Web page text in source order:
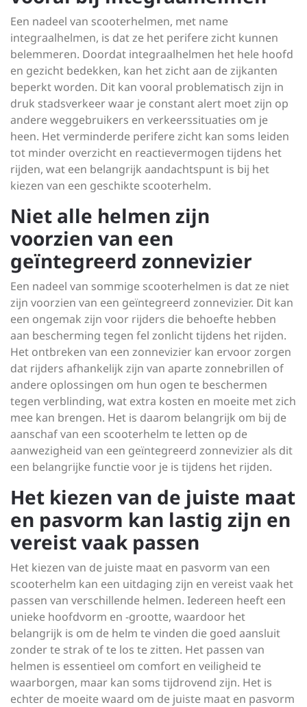
Een nadeel van scooterhelmen, met name
integraalhelmen, is dat ze het perifere zicht kunnen
belemmeren. Doordat integraalhelmen het hele hoofd
en gezicht bedekken, kan het zicht aan de zijkanten
beperkt worden. Dit kan vooral problematisch zijn in
druk stadsverkeer waar je constant alert moet zijn op
andere weggebruikers en verkeerssituaties om je
heen. Het verminderde perifere zicht kan soms leiden
tot minder overzicht en reactievermogen tijdens het
rijden, wat een belangrijk aandachtspunt is bij het
kiezen van een geschikte scooterhelm.
Niet alle helmen zijn
voorzien van een
geïntegreerd zonnevizier
Een nadeel van sommige scooterhelmen is dat ze niet
zijn voorzien van een geïntegreerd zonnevizier. Dit kan
een ongemak zijn voor rijders die behoefte hebben
aan bescherming tegen fel zonlicht tijdens het rijden.
Het ontbreken van een zonnevizier kan ervoor zorgen
dat rijders afhankelijk zijn van aparte zonnebrillen of
andere oplossingen om hun ogen te beschermen
tegen verblinding, wat extra kosten en moeite met zich
mee kan brengen. Het is daarom belangrijk om bij de
aanschaf van een scooterhelm te letten op de
aanwezigheid van een geïntegreerd zonnevizier als dit
een belangrijke functie voor je is tijdens het rijden.
Het kiezen van de juiste maat
en pasvorm kan lastig zijn en
vereist vaak passen
Het kiezen van de juiste maat en pasvorm van een
scooterhelm kan een uitdaging zijn en vereist vaak het
passen van verschillende helmen. Iedereen heeft een
unieke hoofdvorm en -grootte, waardoor het
belangrijk is om de helm te vinden die goed aansluit
zonder te strak of te los te zitten. Het passen van
helmen is essentieel om comfort en veiligheid te
waarborgen, maar kan soms tijdrovend zijn. Het is
echter de moeite waard om de juiste maat en pasvorm